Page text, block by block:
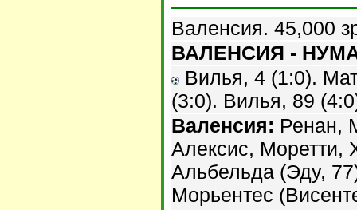
Валенсия. 45,000
ВАЛЕНСИЯ -
Вилья, 4 (1:0).
(3:0). Вилья, 89
Валенсия: Ренан,
Алексис, Моретти,
Альбельда (Эду,
Морьентес